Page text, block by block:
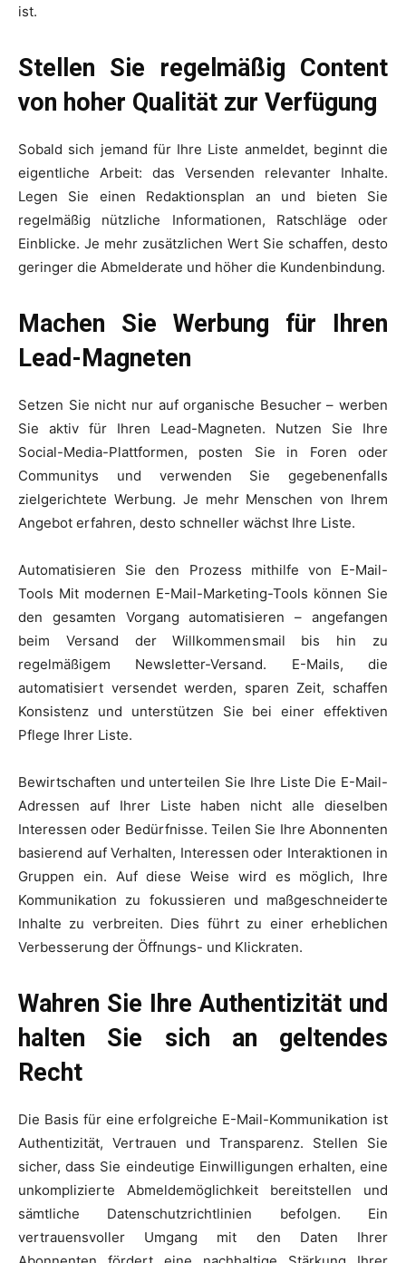
ist.
Stellen Sie regelmäßig Content
von hoher Qualität zur Verfügung
Sobald sich jemand für Ihre Liste anmeldet, beginnt die
eigentliche Arbeit: das Versenden relevanter Inhalte.
Legen Sie einen Redaktionsplan an und bieten Sie
regelmäßig nützliche Informationen, Ratschläge oder
Einblicke. Je mehr zusätzlichen Wert Sie schaffen, desto
geringer die Abmelderate und höher die Kundenbindung.
Machen Sie Werbung für Ihren
Lead-Magneten
Setzen Sie nicht nur auf organische Besucher – werben
Sie aktiv für Ihren Lead-Magneten. Nutzen Sie Ihre
Social-Media-Plattformen, posten Sie in Foren oder
Communitys und verwenden Sie gegebenenfalls
zielgerichtete Werbung. Je mehr Menschen von Ihrem
Angebot erfahren, desto schneller wächst Ihre Liste.
Automatisieren Sie den Prozess mithilfe von E-Mail-
Tools Mit modernen E-Mail-Marketing-Tools können Sie
den gesamten Vorgang automatisieren – angefangen
beim Versand der Willkommensmail bis hin zu
regelmäßigem Newsletter-Versand. E-Mails, die
automatisiert versendet werden, sparen Zeit, schaffen
Konsistenz und unterstützen Sie bei einer effektiven
Pflege Ihrer Liste.
Bewirtschaften und unterteilen Sie Ihre Liste Die E-Mail-
Adressen auf Ihrer Liste haben nicht alle dieselben
Interessen oder Bedürfnisse. Teilen Sie Ihre Abonnenten
basierend auf Verhalten, Interessen oder Interaktionen in
Gruppen ein. Auf diese Weise wird es möglich, Ihre
Kommunikation zu fokussieren und maßgeschneiderte
Inhalte zu verbreiten. Dies führt zu einer erheblichen
Verbesserung der Öffnungs- und Klickraten.
Wahren Sie Ihre Authentizität und
halten Sie sich an geltendes
Recht
Die Basis für eine erfolgreiche E-Mail-Kommunikation ist
Authentizität, Vertrauen und Transparenz. Stellen Sie
sicher, dass Sie eindeutige Einwilligungen erhalten, eine
unkomplizierte Abmeldemöglichkeit bereitstellen und
sämtliche Datenschutzrichtlinien befolgen. Ein
vertrauensvoller Umgang mit den Daten Ihrer